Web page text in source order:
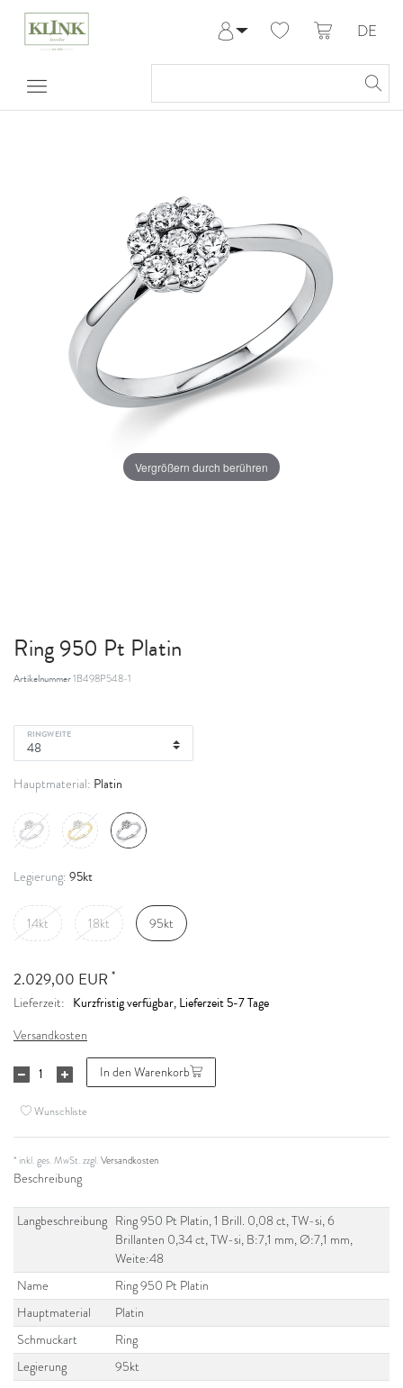
Meine Bestellungen
DE
Vergrößern durch berühren
Ring 950 Pt Platin
Artikelnummer1B498P548-1
RINGWEITE
Hauptmaterial: Platin
Legierung: 95kt
14kt 18kt 95kt
2.029,00 EUR *
Lieferzeit: Kurzfristig verfügbar, Lieferzeit 5-7 Tage
Versandkosten
In den Warenkorb
Wunschliste
* inkl. ges. MwSt. zzgl.Versandkosten
Beschreibung
Langbeschreibung Ring 950 Pt Platin, 1 Brill. 0,08 ct, TW-si, 6
Brillanten 0,34 ct, TW-si, B:7,1 mm, Ø:7,1 mm,
Weite:48
Name
Ring 950 Pt Platin
Hauptmaterial
Platin
Schmuckart
Ring
Legierung
95kt